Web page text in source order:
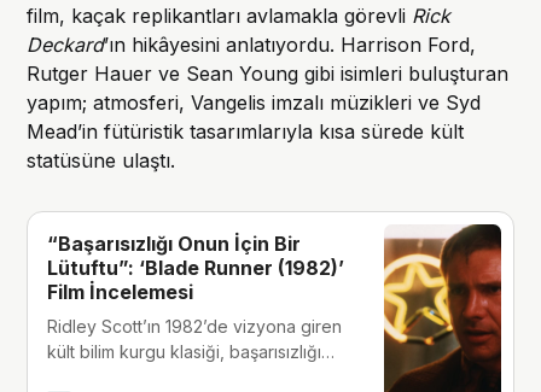
film, kaçak replikantları avlamakla görevli Rick
Deckard’ın hikâyesini anlatıyordu. Harrison Ford,
Rutger Hauer ve Sean Young gibi isimleri buluşturan
yapım; atmosferi, Vangelis imzalı müzikleri ve Syd
Mead’in fütüristik tasarımlarıyla kısa sürede kült
statüsüne ulaştı.
“Başarısızlığı Onun İçin Bir
Lütuftu”: ‘Blade Runner (1982)’
Film İncelemesi
Ridley Scott’ın 1982’de vizyona giren
kült bilim kurgu klasiği, başarısızlığı